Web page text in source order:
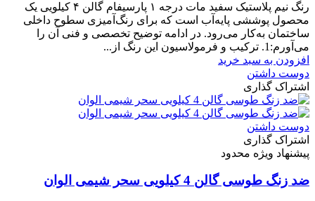
رنگ نیم‌ پلاستیک سفید مات درجه ۱ پارسیفام گالن ۴ کیلویی یک
محصول پوششی پایه‌آب است که برای رنگ‌آمیزی سطوح داخلی
ساختمان به‌کار می‌رود. در ادامه توضیح تخصصی و فنی آن را
می‌آورم:1. ترکیب و فرمولاسیون این رنگ از...
افزودن به سبد خرید
دوست داشتن
اشتراک گذاری
دوست داشتن
اشتراک گذاری
پیشنهاد ویژه محدود
ضد زنگ طوسی گالن 4 کیلویی سحر شیمی الوان